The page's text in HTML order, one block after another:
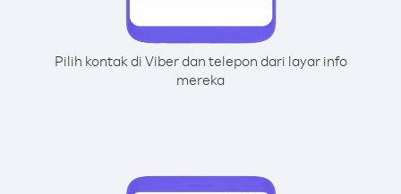
Pilih kontak di Viber dan telepon dari layar info
mereka